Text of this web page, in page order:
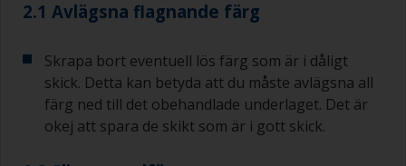
2.1 Avlägsna flagnande färg
Skrapa bort eventuell lös färg som är i dåligt
skick. Detta kan betyda att du måste avlägsna all
färg ned till det obehandlade underlaget. Det är
okej att spara de skikt som är i gott skick.